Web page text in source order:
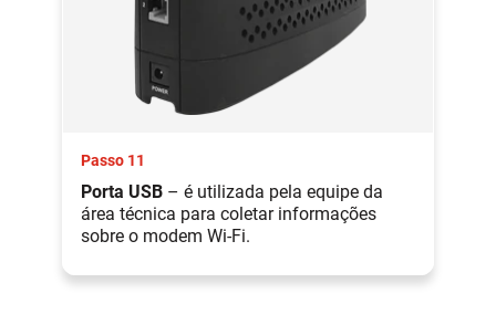
Passo 11
Porta USB – é utilizada pela equipe da
área técnica para coletar informações
sobre o modem Wi-Fi.